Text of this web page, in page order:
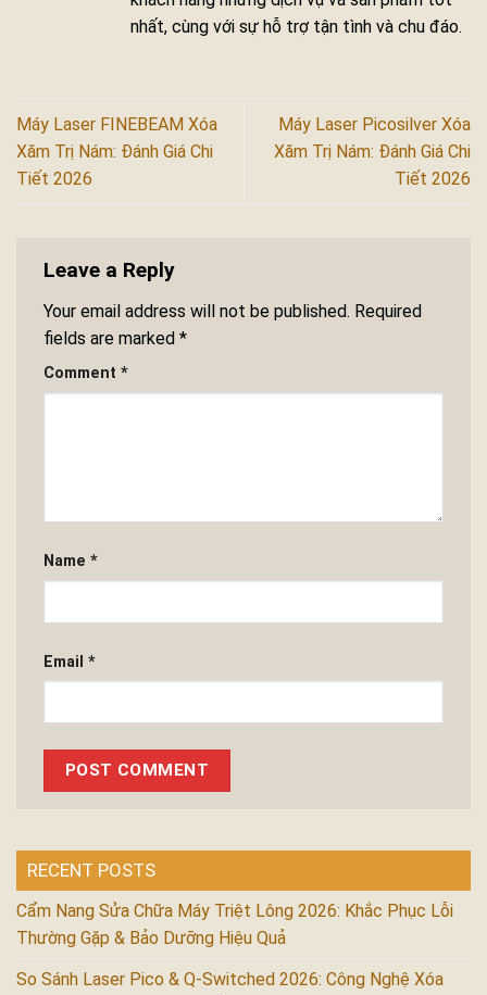
nhất, cùng với sự hỗ trợ tận tình và chu đáo.
Máy Laser FINEBEAM Xóa
Xăm Trị Nám: Đánh Giá Chi
Tiết 2026
Máy Laser Picosilver Xóa
Xăm Trị Nám: Đánh Giá Chi
Tiết 2026
Leave a Reply
Your email address will not be published. Required
fields are marked *
Comment *
Name *
Email *
RECENT POSTS
Cẩm Nang Sửa Chữa Máy Triệt Lông 2026: Khắc Phục Lỗi
Thường Gặp & Bảo Dưỡng Hiệu Quả
So Sánh Laser Pico & Q-Switched 2026: Công Nghệ Xóa